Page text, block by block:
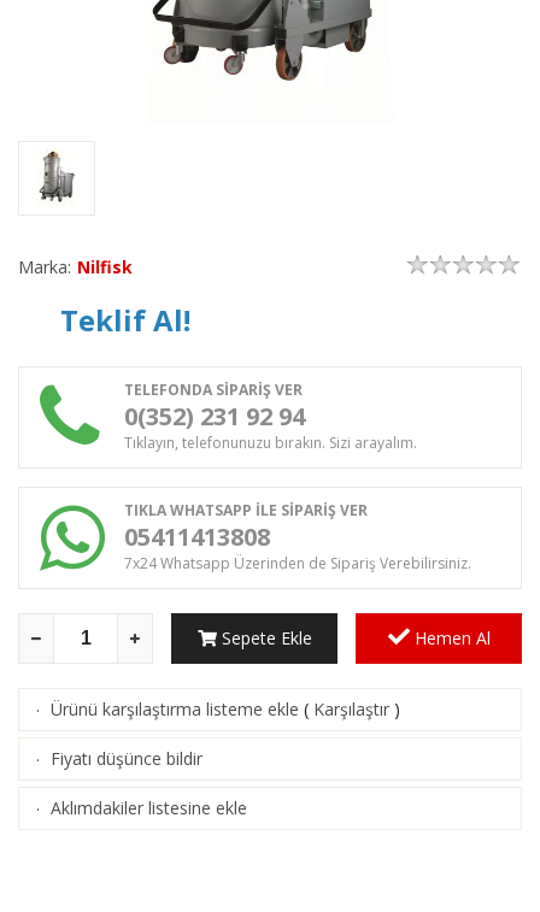
Marka: Nilfisk
Teklif Al!
TELEFONDA SİPARİŞ VER
0(352) 231 92 94
Tıklayın, telefonunuzu bırakın. Sizi arayalım.
TIKLA WHATSAPP İLE SİPARİŞ VER
05411413808
7x24 Whatsapp Üzerinden de Sipariş Verebilirsiniz.
Sepete Ekle Hemen Al
· Ürünü karşılaştırma listeme ekle ( Karşılaştır )
· Fiyatı düşünce bildir
· Aklımdakiler listesine ekle